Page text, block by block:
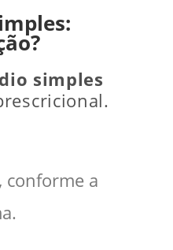
simples
conforme a